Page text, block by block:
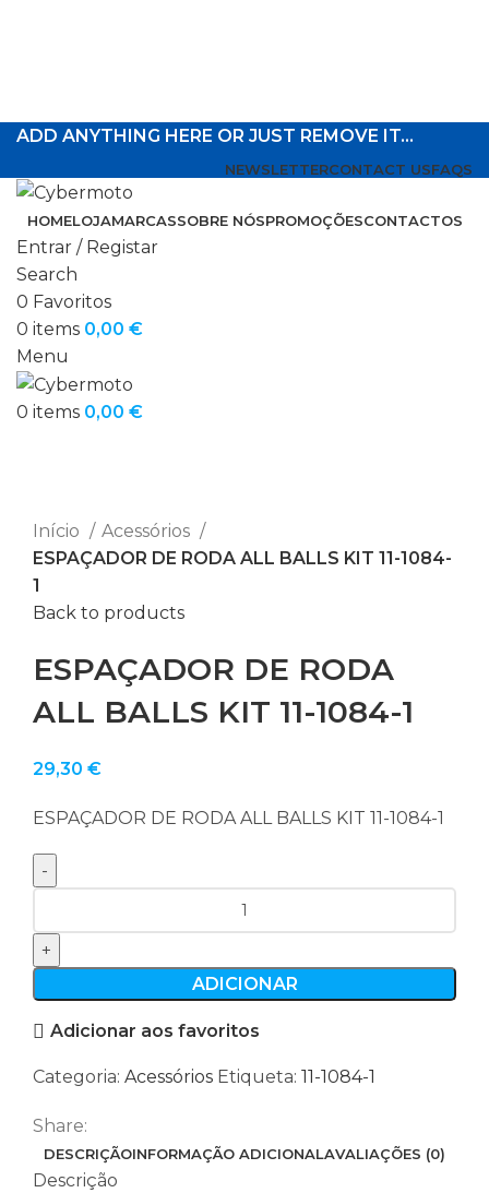
ADD ANYTHING HERE OR JUST REMOVE IT…
NEWSLETTERCONTACT USFAQS
HOMELOJAMARCASSOBRE NÓSPROMOÇÕESCONTACTOS
Entrar / Registar
Search
0 Favoritos
0 items 0,00 €
Menu
0 items 0,00 €
Click to enlarge
Início
Acessórios
ESPAÇADOR DE RODA ALL BALLS KIT 11-1084-
1
Back to products
ESPAÇADOR DE RODA
ALL BALLS KIT 11-1084-1
29,30 €
ESPAÇADOR DE RODA ALL BALLS KIT 11-1084-1
de
ESPAÇADOR
ALL
11-
1084-
1
ADICIONAR
Adicionar aos favoritos
Categoria: Acessórios Etiqueta: 11-1084-1
Share:
DESCRIÇÃOINFORMAÇÃO ADICIONALAVALIAÇÕES (0)
Descrição